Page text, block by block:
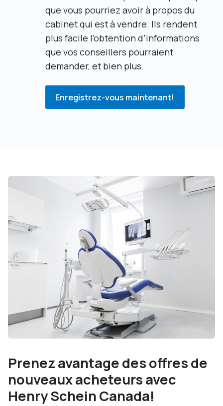
que vous pourriez avoir à propos du
cabinet qui est à vendre. Ils rendent
plus facile l’obtention d’informations
que vos conseillers pourraient
demander, et bien plus.
Enregistrez-vous maintenant!
Prenez avantage des offres de
nouveaux acheteurs avec
Henry Schein Canada!